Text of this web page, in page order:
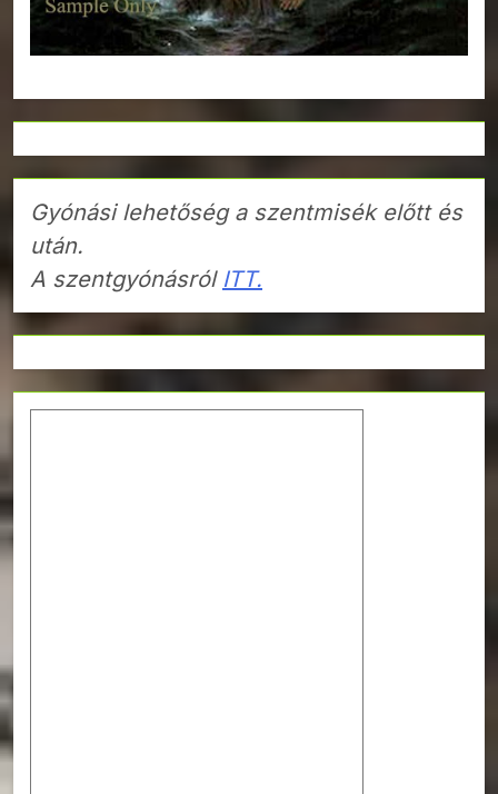
Gyónási lehetőség a szentmisék előtt és
után.
A szentgyónásról ITT.